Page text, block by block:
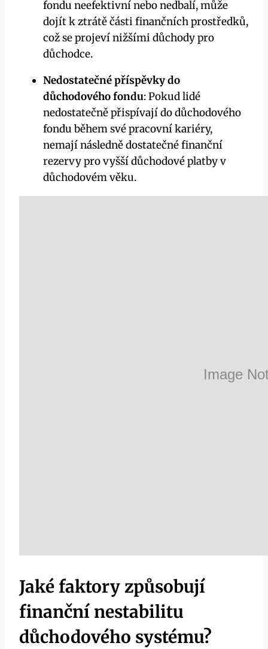
fondu neefektivní nebo nedbalí, může
dojít k ztrátě části finančních prostředků,
což se projeví nižšími důchody pro
důchodce.
Nedostatečné příspěvky do
důchodového fondu: Pokud lidé
nedostatečně přispívají do důchodového
fondu během své pracovní kariéry,
nemají následně dostatečné finanční
rezervy pro vyšší důchodové platby v
důchodovém věku.
Jaké faktory způsobují
finanční nestabilitu
důchodového systému?